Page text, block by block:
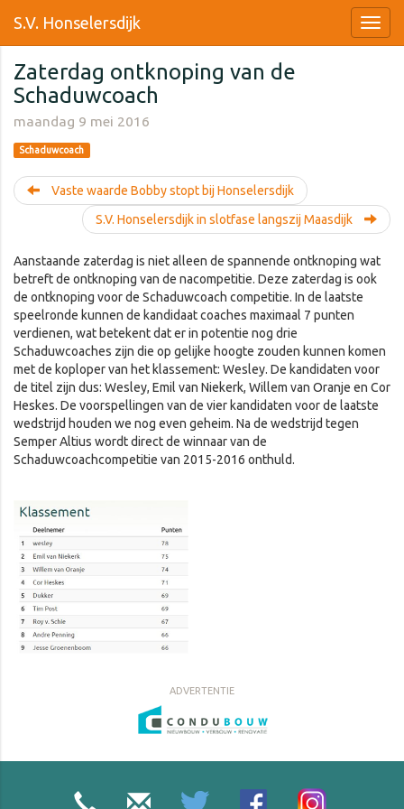
S.V. Honselersdijk
Zaterdag ontknoping van de
Schaduwcoach
maandag 9 mei 2016
Schaduwcoach
Vaste waarde Bobby stopt bij Honselersdijk
S.V. Honselersdijk in slotfase langszij Maasdijk
Aanstaande zaterdag is niet alleen de spannende ontknoping wat
betreft de ontknoping van de nacompetitie. Deze zaterdag is ook
de ontknoping voor de Schaduwcoach competitie. In de laatste
speelronde kunnen de kandidaat coaches maximaal 7 punten
verdienen, wat betekent dat er in potentie nog drie
Schaduwcoaches zijn die op gelijke hoogte zouden kunnen komen
met de koploper van het klassement: Wesley. De kandidaten voor
de titel zijn dus: Wesley, Emil van Niekerk, Willem van Oranje en Cor
Heskes. De voorspellingen van de vier kandidaten voor de laatste
wedstrijd houden we nog even geheim. Na de wedstrijd tegen
Semper Altius wordt direct de winnaar van de
Schaduwcoachcompetitie van 2015-2016 onthuld.
ADVERTENTIE